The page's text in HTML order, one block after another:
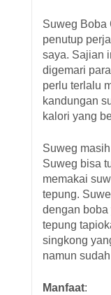
Suweg Boba
penutup
saya. Sajian
digemari
perlu terlalu
kandungan
kalori yang
Suweg
Suweg bisa
memakai
tepung.
dengan
tepung
singkong
namun
Manfaat: